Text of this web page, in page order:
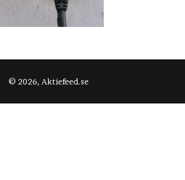
© 2026, Aktiefeed.se